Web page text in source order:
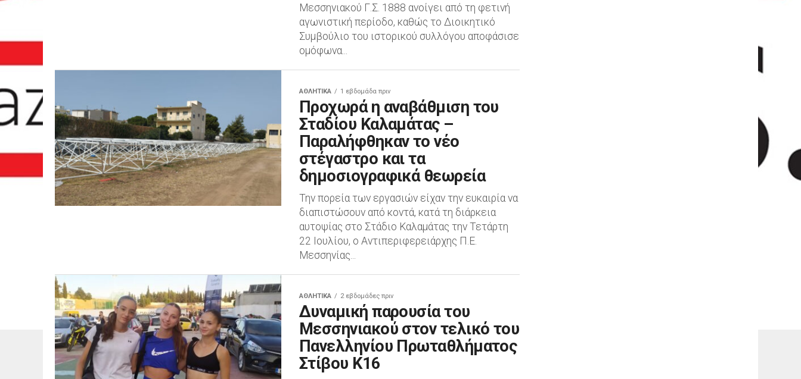
Μεσσηνιακού Γ.Σ. 1888 ανοίγει από τη φετινή
αγωνιστική περίοδο, καθώς το Διοικητικό
Συμβούλιο του ιστορικού συλλόγου αποφάσισε
ομόφωνα...
ΑΘΛΗΤΙΚΆ 1 εβδομάδα πριν
Προχωρά η αναβάθμιση του
Σταδίου Καλαμάτας –
Παραλήφθηκαν το νέο
στέγαστρο και τα
δημοσιογραφικά θεωρεία
Την πορεία των εργασιών είχαν την ευκαιρία να
διαπιστώσουν από κοντά, κατά τη διάρκεια
αυτοψίας στο Στάδιο Καλαμάτας την Τετάρτη
22 Ιουλίου, ο Αντιπεριφερειάρχης Π.Ε.
Μεσσηνίας...
ΑΘΛΗΤΙΚΆ 2 εβδομάδες πριν
Δυναμική παρουσία του
Μεσσηνιακού στον τελικό του
Πανελληνίου Πρωταθλήματος
Στίβου Κ16